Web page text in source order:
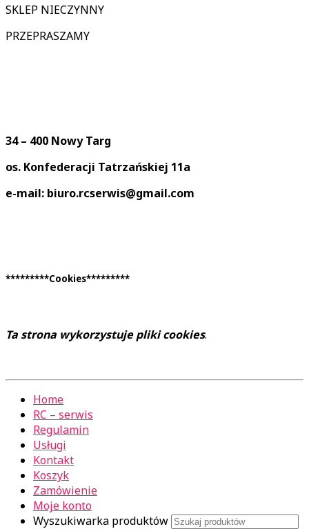
SKLEP NIECZYNNY
PRZEPRASZAMY
34 – 400 Nowy Targ
os. Konfederacji Tatrzańskiej 11a
e-mail: biuro.rcserwis@gmail.com
*********Cookies*********
Ta strona wykorzystuje pliki cookies.
Home
RC – serwis
Regulamin
Usługi
Kontakt
Koszyk
Zamówienie
Moje konto
Wyszukiwarka produktów